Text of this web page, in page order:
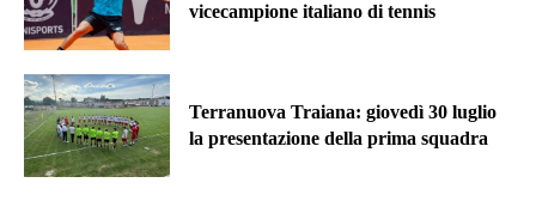
vicecampione italiano di tennis
Terranuova Traiana: giovedì 30 luglio
la presentazione della prima squadra